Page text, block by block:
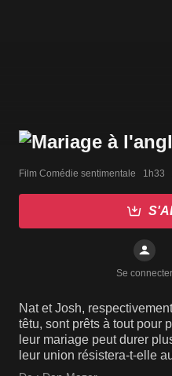
Film Comédie sentimentale   1h33
Se connecter
Nat et Josh,
têtu, sont prêts à tout pour
leur mariage peut durer
leur union résistera-t-elle
Chloé ?